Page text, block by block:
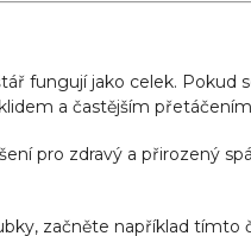
fungují jako celek. Pokud
a častějším
pro zdravý a přirozený
začněte například tímto